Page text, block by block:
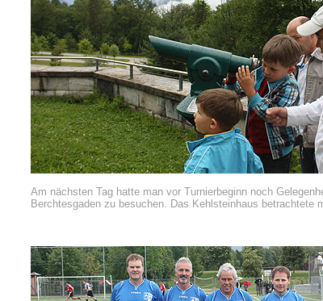
Am nächsten Tag hatte man vor Turnierbeginn noch
Berchtesgaden zu besuchen. Das Kehlsteinhaus betrachtete